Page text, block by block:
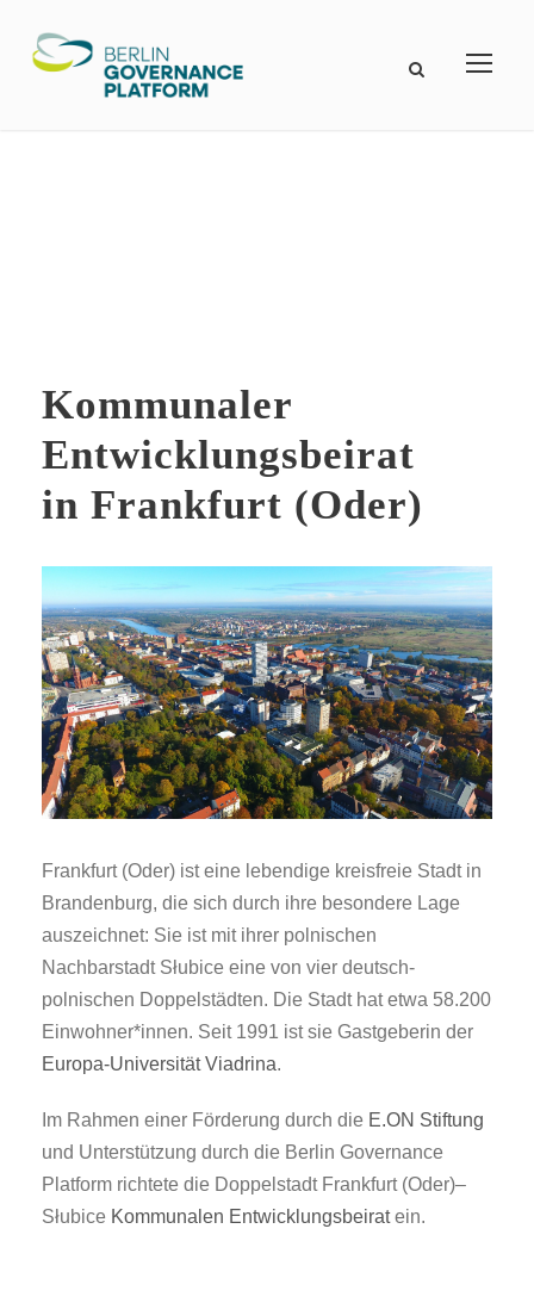
Kommunaler
Entwicklungsbeirat
in Frankfurt (Oder)
Frankfurt (Oder) ist eine lebendige kreisfreie Stadt in
Brandenburg, die sich durch ihre besondere Lage
auszeichnet: Sie ist mit ihrer polnischen
Nachbarstadt Słubice eine von vier deutsch-
polnischen Doppelstädten. Die Stadt hat etwa 58.200
Einwohner*innen. Seit 1991 ist sie Gastgeberin der
Europa-Universität Viadrina.
Im Rahmen einer Förderung durch die E.ON Stiftung
und Unterstützung durch die Berlin Governance
Platform richtete die Doppelstadt Frankfurt (Oder)–
Słubice Kommunalen Entwicklungsbeiratein.